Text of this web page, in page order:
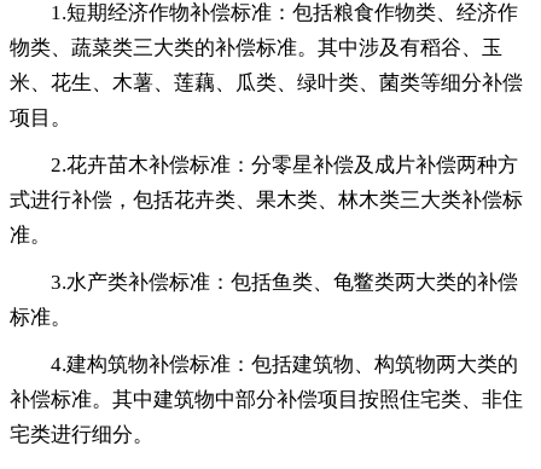
1.短期经济作物补偿标准：包括粮食作物类、经济作
物类、蔬菜类三大类的补偿标准。 其中涉及有稻谷、玉
米、花生、木薯、莲藕、瓜类、绿叶类、菌类等细分补偿
项目。
2.花卉苗木补偿标准：分零星补偿及成片补偿两种方
式进行补偿 ， 包括花卉类、果木类、林木类三大类补偿标
准。
3.水产类补偿标准：包括鱼类、龟鳖类两大类的补偿
标准。
4.建构筑物补偿标准：包括建筑物、构筑物两大类的
补偿标准。 其中建筑物中部分补偿项目按照住宅类、非住
宅类进行细分。